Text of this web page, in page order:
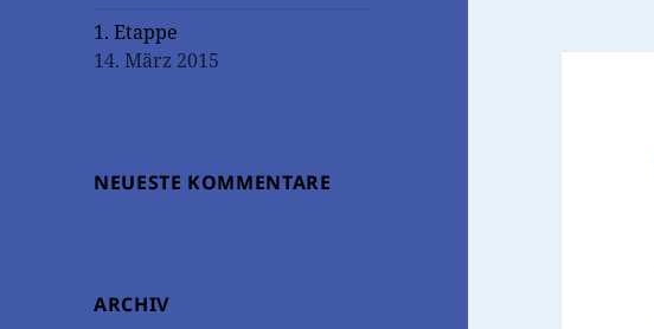
1. Etappe
14. März 2015
NEUESTE KOMMENTARE
ARCHIV